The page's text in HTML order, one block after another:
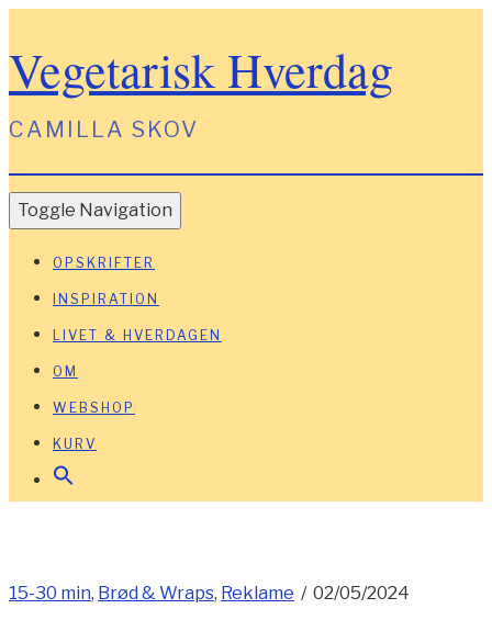
Vegetarisk Hverdag
CAMILLA SKOV
Toggle Navigation
OPSKRIFTER
INSPIRATION
LIVET & HVERDAGEN
OM
WEBSHOP
KURV
15-30 min, Brød & Wraps, Reklame / 02/05/2024